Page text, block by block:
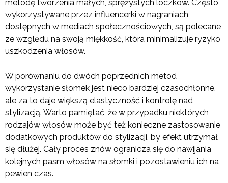
metodę tworzenia małych, sprężystych loczków. Często
wykorzystywane przez influencerki w nagraniach
dostępnych w mediach społecznościowych, są polecane
ze względu na swoją miękkość, która minimalizuje ryzyko
uszkodzenia włosów.
W porównaniu do dwóch poprzednich metod
wykorzystanie słomek jest nieco bardziej czasochłonne,
ale za to daje większą elastyczność i kontrolę nad
stylizacją. Warto pamiętać, że w przypadku niektórych
rodzajów włosów może być też konieczne zastosowanie
dodatkowych produktów do stylizacji, by efekt utrzymał
się dłużej. Cały proces znów ogranicza się do nawijania
kolejnych pasm włosów na słomki i pozostawieniu ich na
pewien czas.